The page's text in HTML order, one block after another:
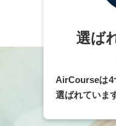
選ば
AirCourseは4
選ばれていま